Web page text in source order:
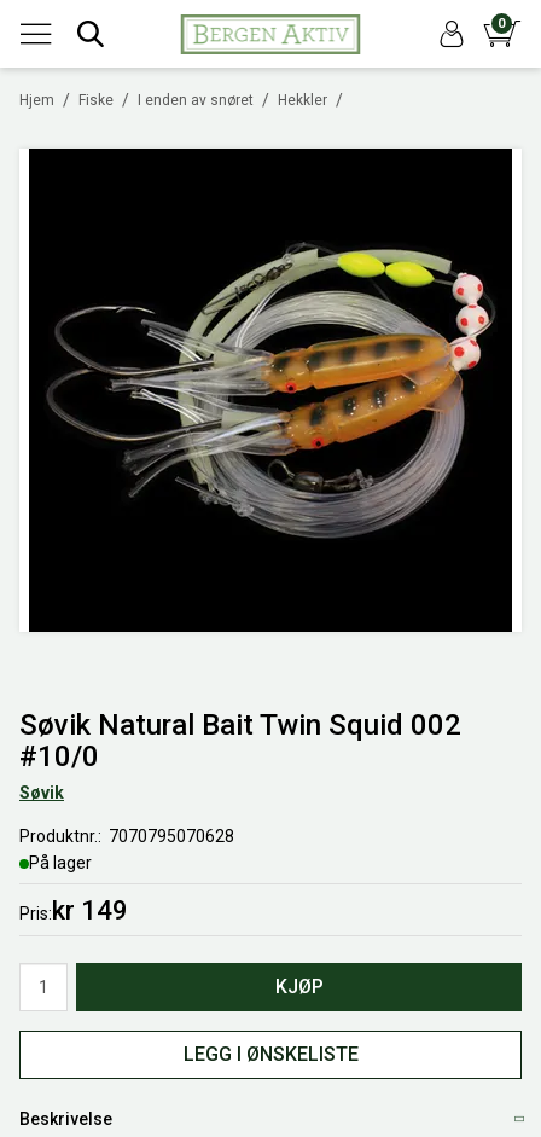
0
/
Hjem /
Fiske /
I enden av snøret /
Hekkler
Søvik Natural Bait Twin Squid 002
#10/0
Søvik
Produktnr.
7070795070628
På lager
Pris kr 149
KJØP
LEGG I ØNSKELISTE
Beskrivelse